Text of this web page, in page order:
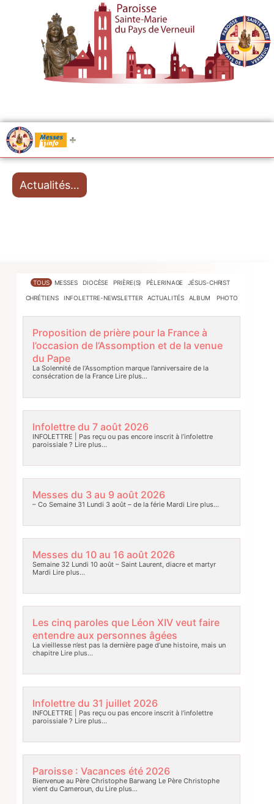
Messes
Actualités…
TOUS MESSES DIOCÈSE PRIÈRE(S) PÈLERINAGE JÉSUS-CHRIST
CHRÉTIENS INFOLETTRE-NEWSLETTER ACTUALITÉS ALBUM PHOTO
Proposition de prière pour la France à
l’occasion de l’Assomption et de la venue
du Pape
La Solennité de l’Assomption marque l’anniversaire de la
consécration de la FranceLire plus…
Infolettre du 7 août 2026
INFOLETTRE | Pas reçu ou pas encore inscrit à l’infolettre
paroissiale ? Lire plus…
Messes du 3 au 9 août 2026
– Co Semaine 31 Lundi 3 août – de la férie Mardi Lire plus…
Messes du 10 au 16 août 2026
Semaine 32 Lundi 10 août – Saint Laurent, diacre et martyr
Mardi Lire plus…
Les cinq paroles que Léon XIV veut faire
entendre aux personnes âgées
La vieillesse n’est pas la dernière page d’une histoire, mais un
chapitreLire plus…
Infolettre du 31 juillet 2026
INFOLETTRE | Pas reçu ou pas encore inscrit à l’infolettre
paroissiale ? Lire plus…
Paroisse : Vacances été 2026
Bienvenue au Père Christophe Barwang Le Père Christophe
vient du Cameroun, duLire plus…